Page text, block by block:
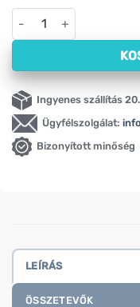
Omega-3 kutyáknak
Ingyenes szállítás
Ügyfélszolgálat:
Bizonyított minőség
LEÍRÁS
ÖSSZETEVŐK